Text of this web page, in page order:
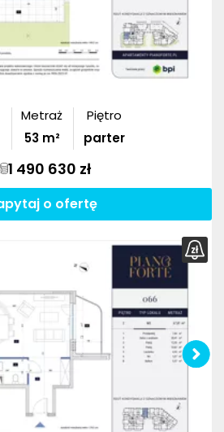
Metraż
53m²
Piętro
parter
1 490 630 zł
o ofertę